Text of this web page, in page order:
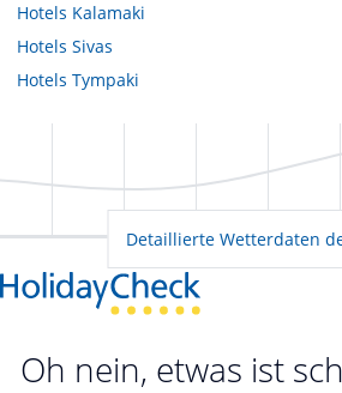
Hotels Kalamaki
Hotels Sivas
Hotels Tympaki
Detaillierte Wetterdaten
Oh nein, etwas ist